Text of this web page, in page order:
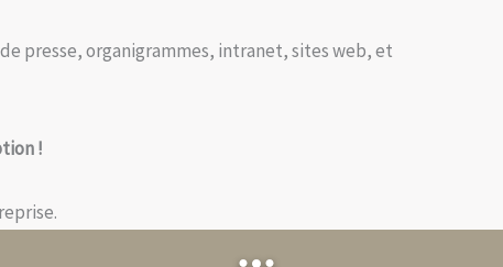
presse, organigrammes, intranet, sites web, et
!